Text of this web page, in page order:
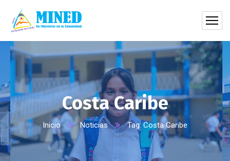
Costa Caribe
Inicio Noticias Tag: Costa Caribe